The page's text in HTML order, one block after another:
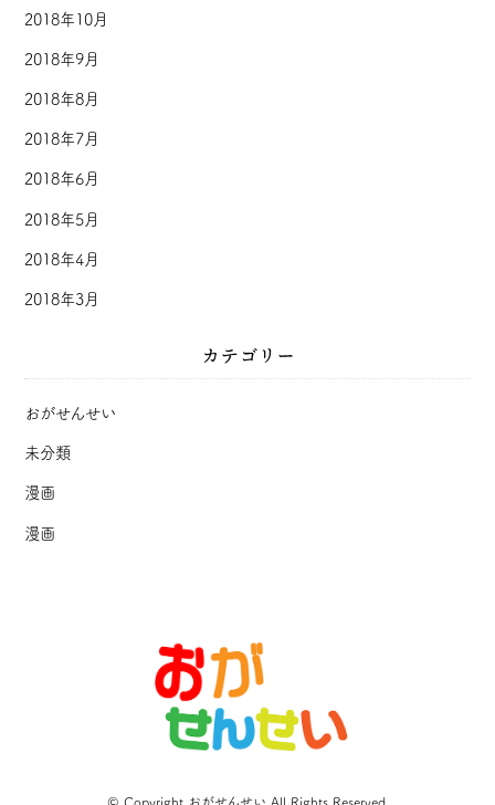
2018年10月
2018年9月
2018年8月
2018年7月
2018年6月
2018年5月
2018年4月
2018年3月
カテゴリー
おがせんせい
未分類
漫画
漫画
© Copyright おがせんせい All Rights Reserved.